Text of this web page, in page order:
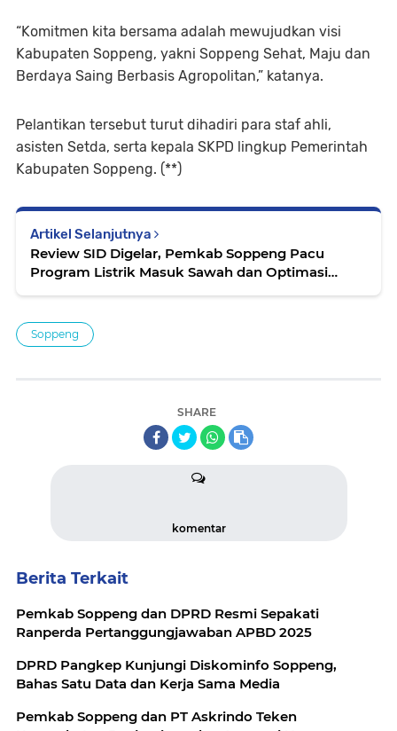
“Komitmen kita bersama adalah mewujudkan visi
Kabupaten Soppeng, yakni Soppeng Sehat, Maju dan
Berdaya Saing Berbasis Agropolitan,” katanya.
Pelantikan tersebut turut dihadiri para staf ahli,
asisten Setda, serta kepala SKPD lingkup Pemerintah
Kabupaten Soppeng. (**)
Artikel Selanjutnya
Review SID Digelar, Pemkab Soppeng Pacu
Program Listrik Masuk Sawah dan Optimasi
Soppeng
SHARE
komentar
Berita Terkait
Pemkab Soppeng dan DPRD Resmi Sepakati
Ranperda Pertanggungjawaban APBD 2025
DPRD Pangkep Kunjungi Diskominfo Soppeng,
Bahas Satu Data dan Kerja Sama Media
Pemkab Soppeng dan PT Askrindo Teken